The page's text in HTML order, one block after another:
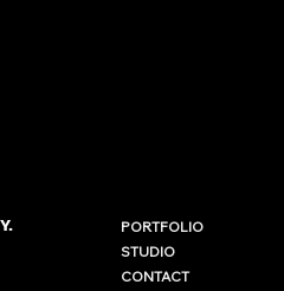
PORTFOLIO
STUDIO
CONTACT